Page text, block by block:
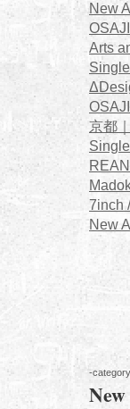
New
Arts
京都
7inch
New
-